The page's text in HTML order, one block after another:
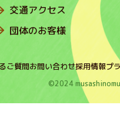
交通アクセス
団体のお客様
ご質問お問い合わせ採用情報プ
©2024